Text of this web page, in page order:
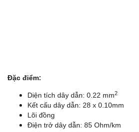
Đặc điểm:
Diện tích dây dẫn: 0.22 mm2
Kết cấu dây dẫn: 28 x 0.10mm
Lõi đồng
Điện trở dây dẫn: 85 Ohm/km